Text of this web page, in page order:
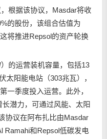
根据该协议，Masdar将收
的股份，该组合估值为
将推进Repsol的资产轮换
的运营装机容量，包括13
太阳能电站（303兆瓦），
一季度投入运营。此外，
潜力，可通过风能、太阳
协议在阿布扎比由Masdar
Ramahi和Repsol低碳发电